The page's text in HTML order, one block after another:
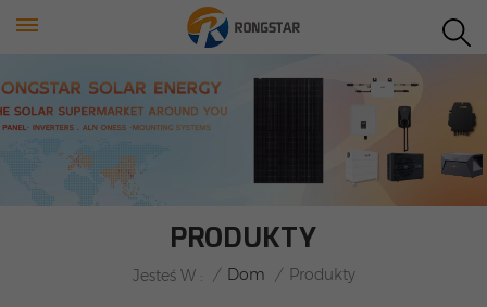
PRODUKTY
Jesteś W : / Dom / Produkty